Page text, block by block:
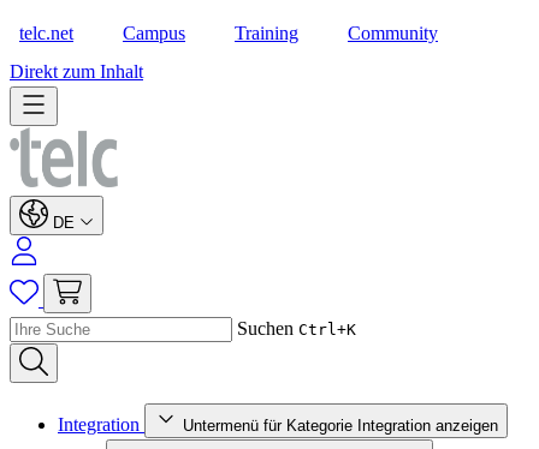
telc.net Campus Training Community
Direkt zum Inhalt
DE
Suchen Ctrl+K
Integration Untermenü für Kategorie Integration anzeigen